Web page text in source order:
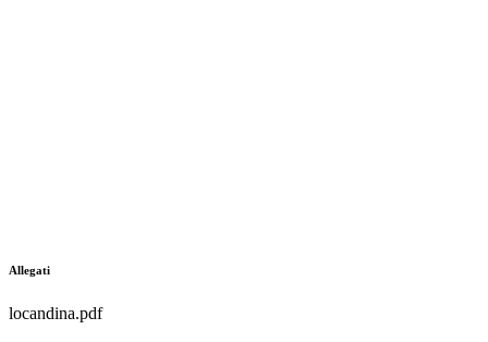
Allegati
locandina.pdf